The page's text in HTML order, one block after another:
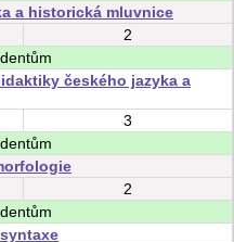
a historická mluvnice
2
českého jazyka a
3
2